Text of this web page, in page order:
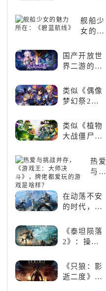
丘》
舰船少
女的魅
在：
《碧蓝
国产开放世
界二游的里
神》
类似《偶像
梦幻祭2》
游推荐：完
美还原偶像
像团
类似《植物
大战僵尸》
游戏，休闲
娱乐尽在手
中！
热爱
与挑
存，
大师
决
牌佬
在动荡不安
的时代，踏
《泰坦陨落
2》：操控
未来战场；
跑酷突袭，
《只狼：影
逝二度》：